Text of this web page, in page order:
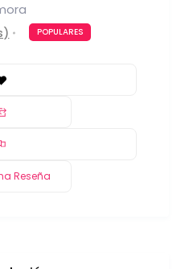
POPULARES
Reseña